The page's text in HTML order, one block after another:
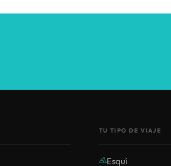
TU TIPO DE VIAJE
Esquí